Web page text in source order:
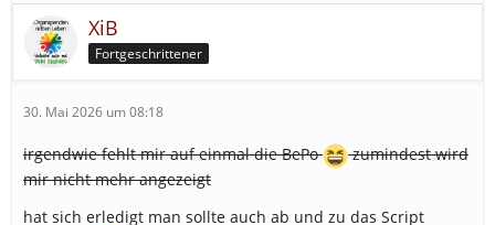
XiB
Fortgeschrittener
30. Mai 2026 um 08:18
irgendwie fehlt mir auf einmal die BePo
zumindest wird
mir nicht mehr angezeigt
hat sich erledigt man sollte auch ab und zu das Script